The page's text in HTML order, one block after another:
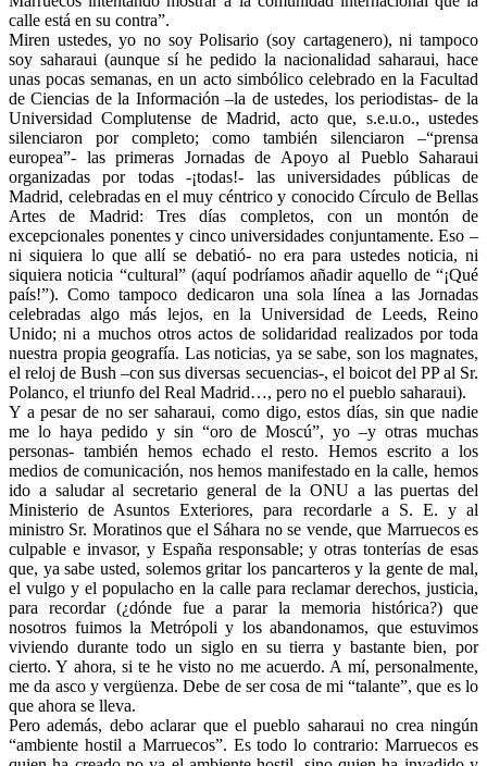
calle está en su contra”.
Miren ustedes, yo no soy Polisario (soy cartagenero), ni tampoco
soy saharaui (aunque sí he pedido la nacionalidad saharaui, hace
unas pocas semanas, en un acto simbólico celebrado en la Facultad
de Ciencias de la Información –la de ustedes, los periodistas- de la
Universidad Complutense de Madrid, acto que, s.e.u.o., ustedes
silenciaron por completo; como también silenciaron –“prensa
europea”- las primeras Jornadas de Apoyo al Pueblo Saharaui
organizadas por todas -¡todas!- las universidades públicas de
Madrid, celebradas en el muy céntrico y conocido Círculo de Bellas
Artes de Madrid: Tres días completos, con un montón de
excepcionales ponentes y cinco universidades conjuntamente. Eso –
ni siquiera lo que allí se debatió- no era para ustedes noticia, ni
siquiera noticia “cultural” (aquí podríamos añadir aquello de “¡Qué
país!”). Como tampoco dedicaron una sola línea a las Jornadas
celebradas algo más lejos, en la Universidad de Leeds, Reino
Unido; ni a muchos otros actos de solidaridad realizados por toda
nuestra propia geografía. Las noticias, ya se sabe, son los magnates,
el reloj de Bush –con sus diversas secuencias-, el boicot del PP al Sr.
Polanco, el triunfo del Real Madrid…, pero no el pueblo saharaui).
Y a pesar de no ser saharaui, como digo, estos días, sin que nadie
me lo haya pedido y sin “oro de Moscú”, yo –y otras muchas
personas- también hemos echado el resto. Hemos escrito a los
medios de comunicación, nos hemos manifestado en la calle, hemos
ido a saludar al secretario general de la ONU a las puertas del
Ministerio de Asuntos Exteriores, para recordarle a S. E. y al
ministro Sr. Moratinos que el Sáhara no se vende, que Marruecos es
culpable e invasor, y España responsable; y otras tonterías de esas
que, ya sabe usted, solemos gritar los pancarteros y la gente de mal,
el vulgo y el populacho en la calle para reclamar derechos, justicia,
para recordar (¿dónde fue a parar la memoria histórica?) que
nosotros fuimos la Metrópoli y los abandonamos, que estuvimos
viviendo durante todo un siglo en su tierra y bastante bien, por
cierto. Y ahora, si te he visto no me acuerdo. A mí, personalmente,
me da asco y vergüenza. Debe de ser cosa de mi “talante”, que es lo
que ahora se lleva.
Pero además, debo aclarar que el pueblo saharaui no crea ningún
“ambiente hostil a Marruecos”. Es todo lo contrario: Marruecos es